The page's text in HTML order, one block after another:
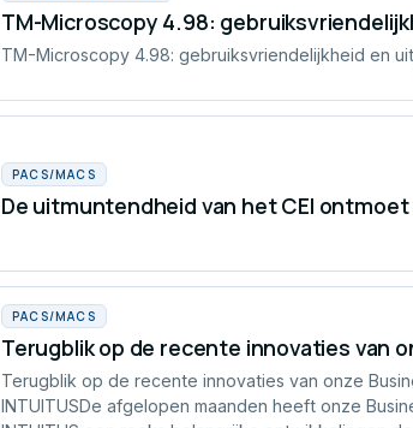
TM-Microscopy 4.98:
TM-Microscopy 4.98: gebruiksvriendelijkheid en
PACS/MACS
De uitmuntendheid van het CEI
PACS/MACS
Terugblik op de recente innovaties van
Terugblik op de recente innovaties van onze
INTUITUSDe afgelopen maanden heeft onze